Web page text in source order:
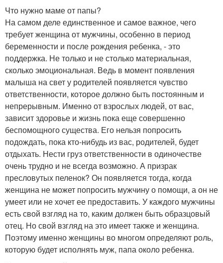
Что нужно маме от папы?
На самом деле единственное и самое важное, чего
требует женщина от мужчины, особенно в период
беременности и после рождения ребенка, - это
поддержка. Не только и не столько материальная,
сколько эмоциональная. Ведь в момент появления
малыша на свет у родителей появляется чувство
ответственности, которое должно быть постоянным и
непрерывным. Именно от взрослых людей, от вас,
зависит здоровье и жизнь пока еще совершенно
беспомощного существа. Его нельзя попросить
подождать, пока кто-нибудь из вас, родителей, будет
отдыхать. Нести груз ответственности в одиночестве
очень трудно и не всегда возможно. А призрак
пресловутых пеленок? Он появляется тогда, когда
женщина не может попросить мужчину о помощи, а он не
умеет или не хочет ее предоставить. У каждого мужчины
есть свой взгляд на то, каким должен быть образцовый
отец. Но свой взгляд на это имеет также и женщина.
Поэтому именно женщины во многом определяют роль,
которую будет исполнять муж, папа около ребенка.